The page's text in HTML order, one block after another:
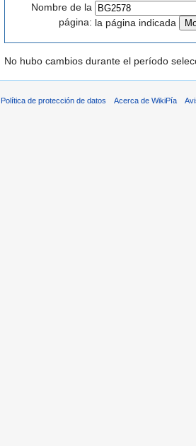
Nombre de la
página: la página indicada
No hubo cambios durante el período
Política de protección de datos Acerca de WikiPía